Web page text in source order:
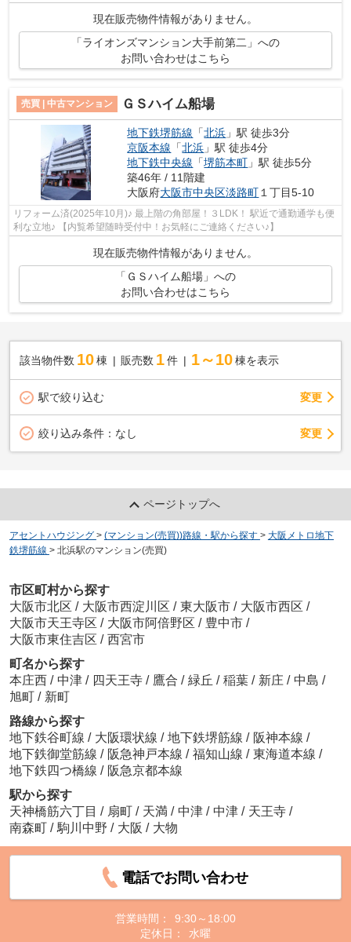
軽にご連絡ください♪】
現在販売物件情報がありません。
「ライオンズマンション大手前第二」への
お問い合わせはこちら
売買 | 中古マンション ＧＳハイム船場
地下鉄堺筋線 「北浜 」駅 徒歩3分
京阪本線 「北浜 」駅 徒歩4分
地下鉄中央線 「堺筋本町 」駅 徒歩5分
築46年 / 11階建
大阪府大阪市中央区淡路町 １丁目5-10
リフォーム済(2025年10月)♪ 最上階の角部屋！３LDK！ 駅近で通勤通学も便
利な立地♪ 【内覧希望随時受付中！お気軽にご連絡ください♪】
現在販売物件情報がありません。
「ＧＳハイム船場」への
お問い合わせはこちら
該当物件数 10棟 販売数 1 件 1～10 棟を表示
駅で絞り込む 変更
絞り込み条件： なし 変更
ページトップへ
アセントハウジング > (マンション(売買))路線・駅から探す > 大阪メトロ地下
鉄堺筋線 > 北浜駅のマンション(売買)
市区町村から探す
大阪市北区 / 大阪市西淀川区 / 東大阪市 / 大阪市西区 /
大阪市天王寺区 / 大阪市阿倍野区 / 豊中市 /
大阪市東住吉区 / 西宮市
町名から探す
本庄西 / 中津 / 四天王寺 / 鷹合 / 緑丘 / 稲葉 / 新庄 / 中島 /
旭町 / 新町
路線から探す
地下鉄谷町線 / 大阪環状線 / 地下鉄堺筋線 / 阪神本線 /
地下鉄御堂筋線 / 阪急神戸本線 / 福知山線 / 東海道本線 /
地下鉄四つ橋線 / 阪急京都本線
駅から探す
天神橋筋六丁目 / 扇町 / 天満 / 中津 / 中津 / 天王寺 /
南森町
/ 駒川中野 / 大阪 / 大物
電話でお問い合わせ
営業時間：
9:30～18:00
定休日：
水曜